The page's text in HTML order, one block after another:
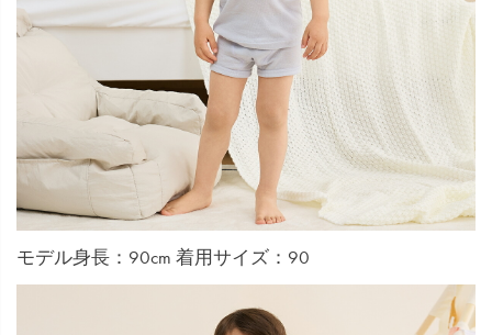
モデル身長：90cm 着用サイズ：90